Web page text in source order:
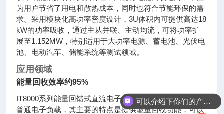
为用户节省了用电和散热成本，同时也符合节能环保的需
求。采用模块化高功率密度设计，3U体积内可提供高达18
kW的功率吸收，通过主从并联、主动均流，可将功率扩
展至1.152MW，特别适用于大功率电源、蓄电池、光伏电
池、电动汽车、储能系统等测试领域。
应用领域
能量回收效率约95%
IT8000系列能量回馈式直流电子负载不同于能量消耗型的
普通电子负载，其主要的特点是提供能量回收功能，可以
可以介绍下你们的产品么